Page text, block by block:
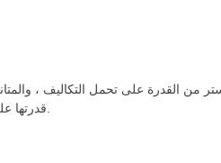
من القدرة على تحمل التكاليف ،